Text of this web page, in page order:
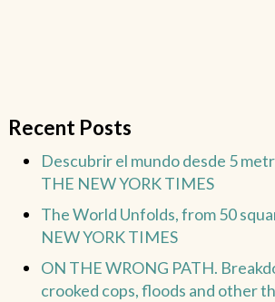
Recent Posts
Descubrir el mundo desde 5
THE NEW YORK TIMES
The World Unfolds, from 50
NEW YORK TIMES
ON THE WRONG PATH.
crooked cops, floods and other